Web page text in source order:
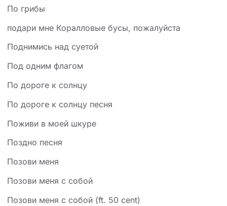
По грибы
подари мне Коралловые бусы, пожалуйста
Поднимись над суетой
Под одним флагом
По дороге к солнцу
По дороге к солнцу песня
Поживи в моей шкуре
Поздно песня
Позови меня
Позови меня с собой
Позови меня с собой (ft. 50 cent)